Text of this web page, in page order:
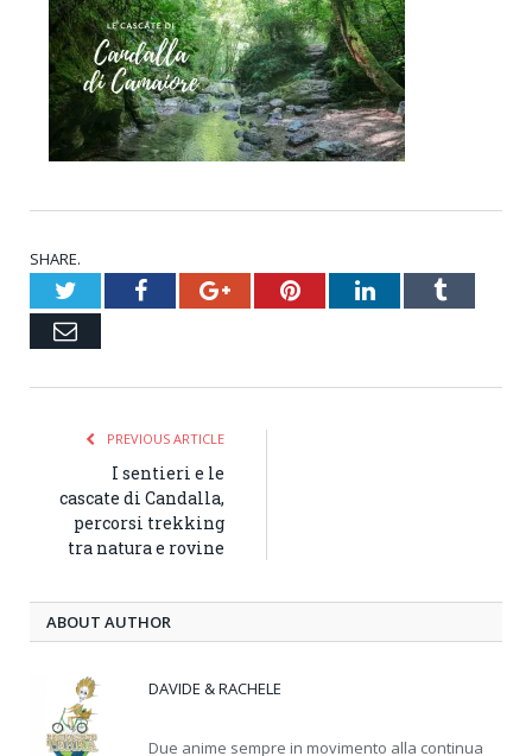
SHARE.
TwitterFacebookGoogle+PinterestLinkedInTumblr
Email
PREVIOUS ARTICLE
I sentieri e le
cascate di Candalla,
percorsi trekking
tra natura e rovine
ABOUT AUTHOR
DAVIDE & RACHELE
Due anime sempre in movimento alla continua